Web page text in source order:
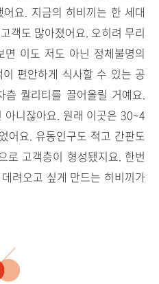
요. 지금의 히비끼는 한 세대
객도 많아졌어요. 오히려 무리
이도 저도 아닌 정체불명의
편안하게 식사할 수 있는 공
퀄리티를 끌어올릴 거예요.
니잖아요. 원래 이곳은 30~4
어요. 유동인구도 적고 간판도
로 고객층이 형성됐지요. 한번
려오고 싶게 만드는 히비끼가